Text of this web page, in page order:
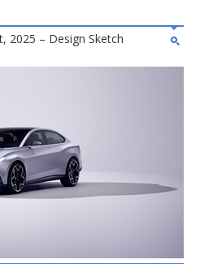
2025 – Design Sketch